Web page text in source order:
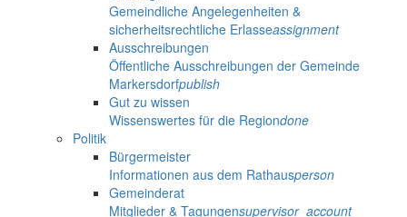
Gemeindliche Angelegenheiten &
sicherheitsrechtliche Erlasseassignment
Ausschreibungen
Öffentliche Ausschreibungen der Gemeinde
Markersdorfpublish
Gut zu wissen
Wissenswertes für die Regiondone
Politik
Bürgermeister
Informationen aus dem Rathausperson
Gemeinderat
Mitglieder & Tagungensupervisor_account